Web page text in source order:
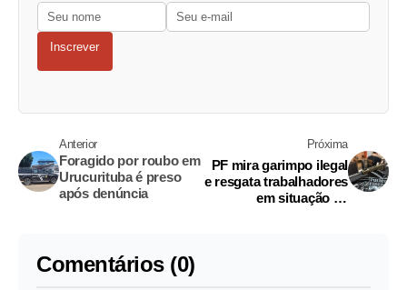
Inscrever
Anterior
Foragido por roubo em
Urucurituba é preso
após denúncia
Próxima
PF mira garimpo ilegal
e resgata trabalhadores
em situação de
Comentários (0)